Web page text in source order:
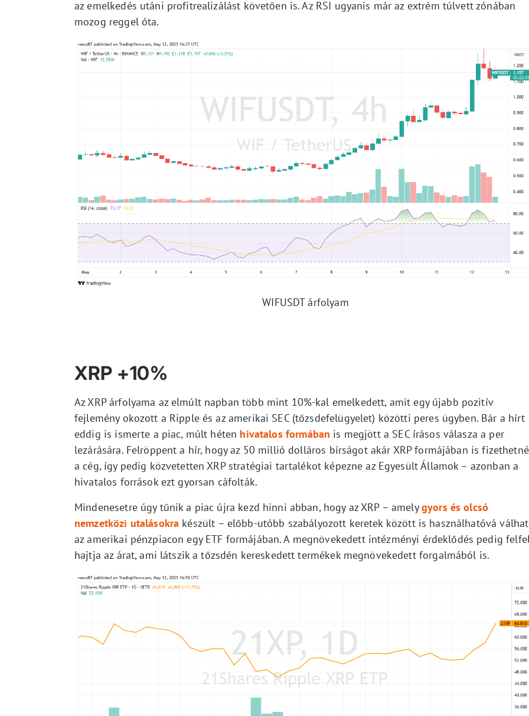
az emelkedés utáni profitrealizálást követően is. Az RSI ugyanis már az extrém túlvett zónában
mozog reggel óta.
WIFUSDT árfolyam
XRP +10%
Az XRP árfolyama az elmúlt napban több mint 10%-kal emelkedett, amit egy újabb pozitív
fejlemény okozott a Ripple és az amerikai SEC (tőzsdefelügyelet) közötti peres ügyben. Bár a hírt
eddig is ismerte a piac, múlt héten hivatalos formában is megjött a SEC írásos válasza a per
lezárására. Felröppent a hír, hogy az 50 millió dolláros bírságot akár XRP formájában is fizethetné
a cég, így pedig közvetetten XRP stratégiai tartalékot képezne az Egyesült Államok – azonban a
hivatalos források ezt gyorsan cáfolták.
Mindenesetre úgy tűnik a piac újra kezd hinni abban, hogy az XRP – amelygyors és olcsó
nemzetközi utalásokra készült – előbb-utóbb szabályozott keretek között is használhatóvá válhat
az amerikai pénzpiacon egy ETF formájában. A megnövekedett intézményi érdeklődés pedig
hajtja az árat, ami látszik a tőzsdén kereskedett termékek megnövekedett forgalmából is.